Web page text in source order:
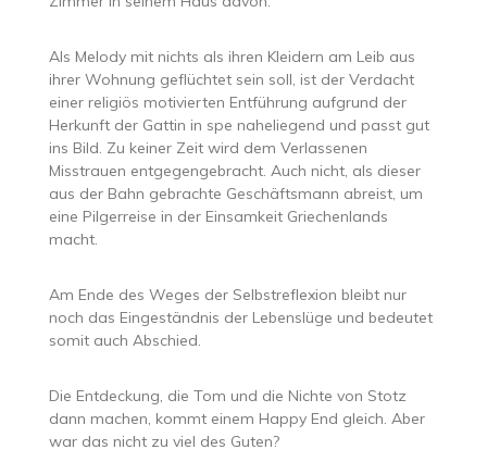
Als Melody mit nichts als ihren Kleidern am Leib aus
ihrer Wohnung geflüchtet sein soll, ist der Verdacht
einer religiös motivierten Entführung aufgrund der
Herkunft der Gattin in spe naheliegend und passt gut
ins Bild. Zu keiner Zeit wird dem Verlassenen
Misstrauen entgegengebracht. Auch nicht, als dieser
aus der Bahn gebrachte Geschäftsmann abreist, um
eine Pilgerreise in der Einsamkeit Griechenlands
macht.
Am Ende des Weges der Selbstreflexion bleibt nur
noch das Eingeständnis der Lebenslüge und bedeutet
somit auch Abschied.
Die Entdeckung, die Tom und die Nichte von Stotz
dann machen, kommt einem Happy End gleich. Aber
war das nicht zu viel des Guten?